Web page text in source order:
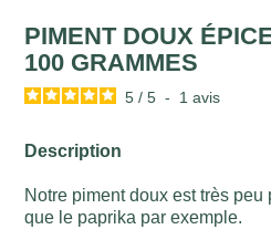
PIMENT DOUX
100 GRAMMES
5 / 5 - 1avis
Description
Notre piment doux est très
que le paprika par exemple.